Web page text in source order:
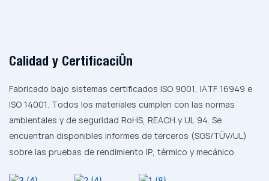
Calidad y Certificación
Fabricado bajo sistemas certificados ISO 9001, IATF 16949 e
ISO 14001. Todos los materiales cumplen con las normas
ambientales y de seguridad RoHS, REACH y UL 94. Se
encuentran disponibles informes de terceros (SGS/TÜV/UL)
sobre las pruebas de rendimiento IP, térmico y mecánico.